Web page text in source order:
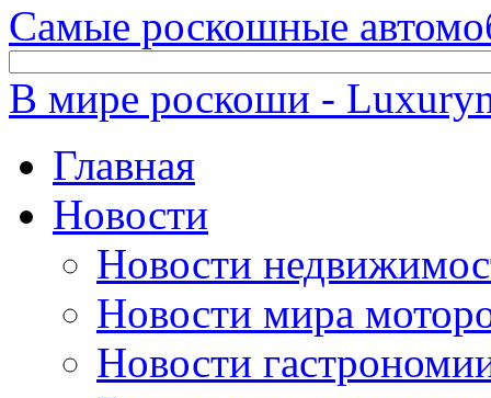
Самые роскошные
В мире роскоши -
Главная
Новости
Новости
Новости мира
Новости